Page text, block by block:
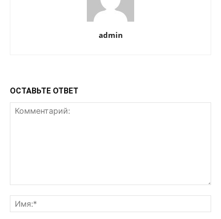
admin
ОСТАВЬТЕ ОТВЕТ